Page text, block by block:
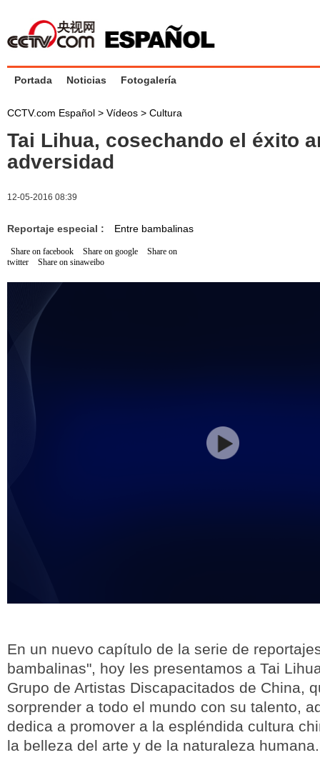
Portada Noticias Fotogalería
CCTV.com Español > Vídeos > Cultura
Tai Lihua, cosechando el éxito
adversidad
12-05-2016 08:39
Reportaje especial : Entre bambalinas
Share on facebook Share on google
Share on
twitter
Share on sinaweibo
En un nuevo capítulo de la serie de
bambalinas", hoy les presentamos a Tai
Grupo de Artistas Discapacitados de China,
sorprender a todo el mundo con su talento,
dedica a promover a la espléndida cultura
la belleza del arte y de la naturaleza humana.